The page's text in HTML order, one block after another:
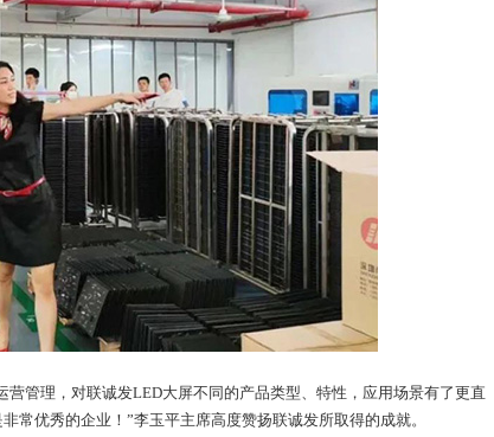
管理，对联诚发LED大屏不同的产品类型、特性，应用场景有了更直
常优秀的企业！”李玉平主席高度赞扬联诚发所取得的成就。